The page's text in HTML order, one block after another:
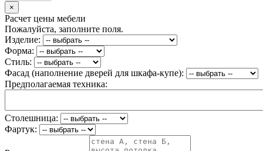
×
Расчет цены мебели
Пожалуйста, заполните поля.
Изделие:
Форма:
Стиль:
Фасад (наполнение дверей для шкафа-купе):
Предполагаемая техника:
Столешница:
Фартук: